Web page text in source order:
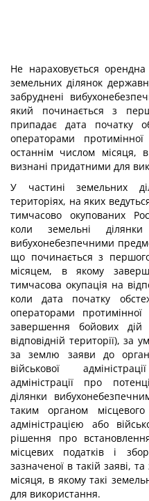
Не нараховується
земельних ділянок
забруднені
який починається з
припадає дата початку
операторами
останнім числом місяця,
визнані придатними для
У частині земельних
територіях, на яких
тимчасово окупованих
коли земельні
вибухонебезпечними
що починається з
місяцем, в якому
тимчасова окупація на
коли дата початку
операторами протимінної
завершення бойових дій
відповідній території),
за землю заяви до
військової
адміністрації про
ділянки
таким органом
адміністрацією або
рішення про
місцевих податків і
зазначеної в такій заяві,
місяця, в якому такі
для використання.